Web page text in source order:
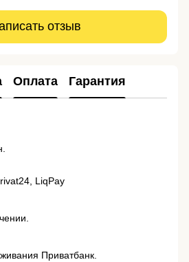
отзыв
Оплата Гарантия
LiqPay
Приватбанк.